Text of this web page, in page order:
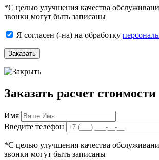
*С целью улучшения качества
звонки могут быть записаны
Я согласен (-на) на обработку
Заказать
Заказать расчет стоимости
Имя
Введите телефон
*С целью улучшения качества
звонки могут быть записаны